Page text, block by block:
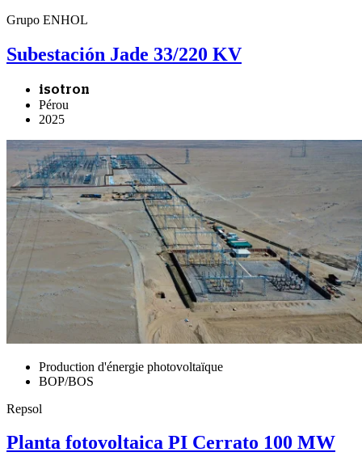
Grupo ENHOL
Subestación Jade 33/220 KV
isotron
Pérou
2025
Production d'énergie photovoltaïque
BOP/BOS
Repsol
Planta fotovoltaica PI Cerrato 100 MW